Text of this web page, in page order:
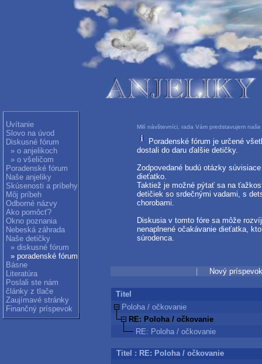
Uvítanie
Slovo na úvod
Diskusné fórum
» o anjelikoch
» o všeličom
Poradenské fórum
Naše anjeliky
Skúsenosti a príbehy
Môj príbeh
Odborné názvy
Ako pomôcť?
Okno poznania
Nebeská záhrada
Naše detičky
» diskusné fórum
» poradenské fórum
Básne
Literatúra
Poslali ste nám
články z tlače
Zaujímavé stránky
Finančný príspevok
Milí návštevníci, rada Vám predstavujem
Poradenské fórum je určené
dostali do daru ďalšie detičky.
Zodpovedané budú otázky
dieťatko.
Taktiež je možné pýtať sa na
detičiek so srdečnými vadami, s
chorobami.
Diskusia v tomto fóre sa môže
nenaplnené očakávanie dieťatka,
súrodenca.
Nový príspevok
Titel
Poloha / očkovanie
RE: Poloha / očkovanie
RE: Poloha / očkovanie
Titel : RE: Poloha / očkovanie